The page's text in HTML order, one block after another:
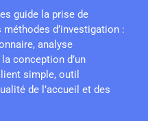
guide la prise de
d’investigation :
analyse
conception d’un
simple, outil
de l’accueil et des